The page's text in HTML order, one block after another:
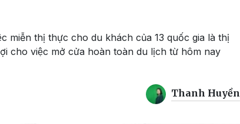
miễn thị thực cho du khách của 13 quốc gia là thị
cho việc mở cửa hoàn toàn du lịch từ hôm nay
Thanh Huyền